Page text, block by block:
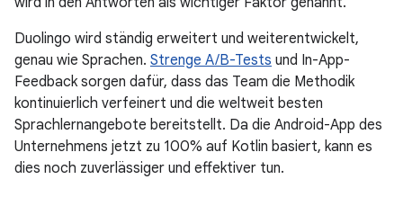
Duolingo wird ständig erweitert und weiterentwickelt,
genau wie Sprachen. Strenge A/B-Tests und In-App-
Feedback sorgen dafür, dass das Team die Methodik
kontinuierlich verfeinert und die weltweit besten
Sprachlernangebote bereitstellt. Da die Android-App des
Unternehmens jetzt zu 100% auf Kotlin basiert, kann es
dies noch zuverlässiger und effektiver tun.